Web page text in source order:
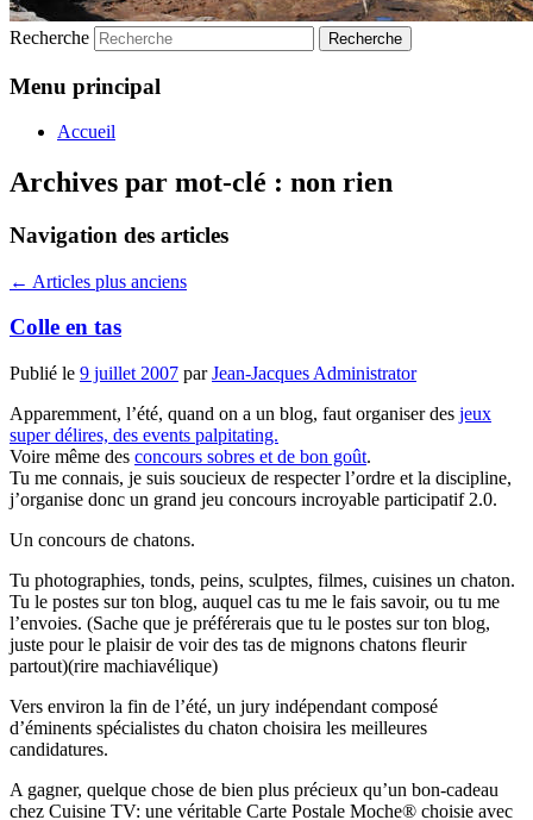
Recherche
Menu principal
Accueil
Archives par mot-clé : non rien
Navigation des articles
← Articles plus anciens
Colle en tas
Publié le 9 juillet 2007 parJean-Jacques Administrator
Apparemment, l’été, quand on a un blog, faut organiser des jeux
super délires, des events palpitating.
Voire même des concours sobres et de bon goût.
Tu me connais, je suis soucieux de respecter l’ordre et la discipline,
j’organise donc un grand jeu concours incroyable participatif 2.0.
Un concours de chatons.
Tu photographies, tonds, peins, sculptes, filmes, cuisines un chaton.
Tu le postes sur ton blog, auquel cas tu me le fais savoir, ou tu me
l’envoies. (Sache que je préférerais que tu le postes sur ton blog,
juste pour le plaisir de voir des tas de mignons chatons fleurir
partout)(rire machiavélique)
Vers environ la fin de l’été, un jury indépendant composé
d’éminents spécialistes du chaton choisira les meilleures
candidatures.
A gagner, quelque chose de bien plus précieux qu’un bon-cadeau
chez Cuisine TV: une véritable Carte Postale Moche® choisie avec